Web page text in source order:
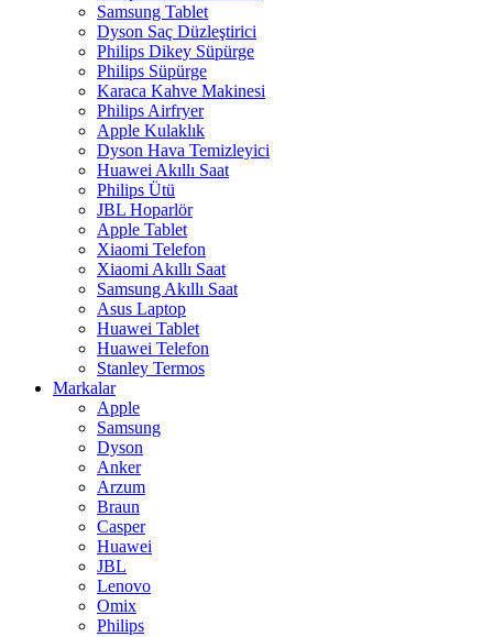
Samsung Tablet
Dyson Saç Düzleştirici
Philips Dikey Süpürge
Philips Süpürge
Karaca Kahve Makinesi
Philips Airfryer
Apple Kulaklık
Dyson Hava Temizleyici
Huawei Akıllı Saat
Philips Ütü
JBL Hoparlör
Apple Tablet
Xiaomi Telefon
Xiaomi Akıllı Saat
Samsung Akıllı Saat
Asus Laptop
Huawei Tablet
Huawei Telefon
Stanley Termos
Markalar
Apple
Samsung
Dyson
Anker
Arzum
Braun
Casper
Huawei
JBL
Lenovo
Omix
Philips